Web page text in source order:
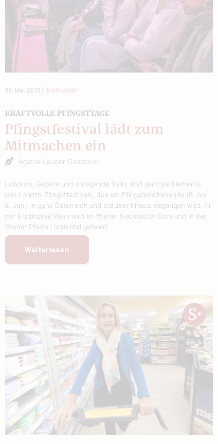
26. Mai 2025 Spiritualität
KRAFTVOLLE PFINGSTTAGE
Pfingstfestival lädt zum
Mitmachen ein
Agathe Lauber-Gansterer
Lobpreis, Gebete und anregende Talks sind zentrale Elemente
des Loretto-Pfingstfestivals, das am Pfingstwochenende (6. bis
8. Juni) in ganz Österreich und darüber hinaus begangen wird. In
der Erzdiözese Wien wird im Wiener Neustädter Dom und in der
Wiener Pfarre Lichtental gefeiert.
Weiterlesen